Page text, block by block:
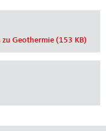
zu Geothermie (153 KB)